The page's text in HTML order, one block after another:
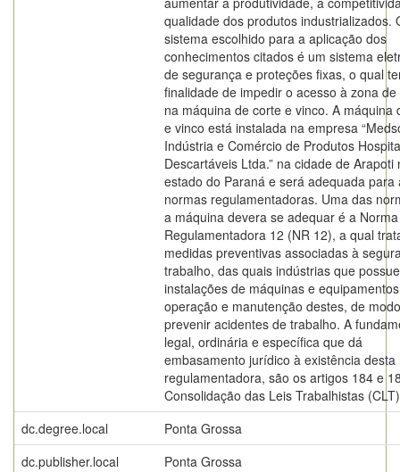
qualidade dos produtos industrializados.
sistema escolhido para a aplicação dos
conhecimentos citados é um sistema
de segurança e proteções fixas, o qual
finalidade de impedir o acesso à zona
na máquina de corte e vinco. A máquina
e vinco está instalada na empresa
Indústria e Comércio de Produtos
Descartáveis Ltda.” na cidade de Arapoti
estado do Paraná e será adequada para
normas regulamentadoras. Uma das
a máquina devera se adequar é a Norma
Regulamentadora 12 (NR 12), a qual
medidas preventivas associadas à
trabalho, das quais indústrias que
instalações de máquinas e
operação e manutenção destes, de
prevenir acidentes de trabalho. A
legal, ordinária e específica que dá
embasamento jurídico à existência desta
regulamentadora, são os artigos 184 e
Consolidação das Leis Trabalhistas
dc.degree.local
Ponta Grossa
dc.publisher.local
Ponta Grossa